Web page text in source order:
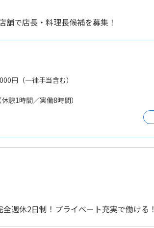
舗で店長・料理長候補を募集！
円（一律手当含む）
憩1時間／実働8時間）
週休2日制！プライベート充実で働ける！